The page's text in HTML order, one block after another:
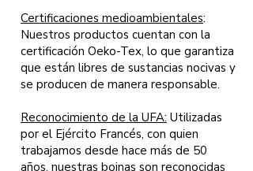
Certificaciones medioambientales:
Nuestros productos cuentan con la
certificación Oeko-Tex, lo que garantiza
que están libres de sustancias nocivas y
se producen de manera responsable.
Reconocimiento de la UFA: Utilizadas
por el Ejército Francés, con quien
trabajamos desde hace más de 50
años, nuestras boinas son reconocidas